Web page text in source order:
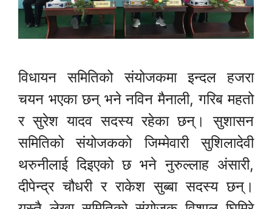
विधायन समितिको संयोजकमा इन्दल हजरा
चयन भएका छन् भने नविन मैनाली, गरिब महतो
र सुरेश यादव सदस्य रहेका छन्। सुशासन
समितिको संयोजकको जिम्मेवारी सुशिलादेवी
थरुनीलाई दिइएको छ भने नुरुल्लाह अंसारी,
दीपेन्द्र चौधरी र राकेश सुब्बा सदस्य छन्।